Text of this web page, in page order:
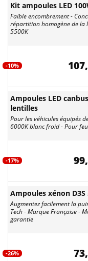
Kit ampoules LED
Faible encombrement -
répartition homogène de la
5500K
-10%
Ampoules LED
lentilles
Pour les véhicules équipés
6000K blanc froid - Pour
-17%
Ampoules xénon D3S
Augmentez facilement la
Tech - Marque Française -
garantie
-26%